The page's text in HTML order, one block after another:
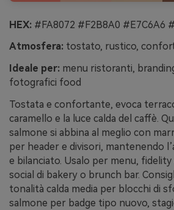
HEX: #FA8072 #F2B8A0 #E7C6A6
Atmosfera: tostato, rustico,
Ideale per: menu ristoranti,
fotografici food
Tostata e confortante, evoca
caramello e la luce calda del caffè.
salmone si abbina al meglio con
per header e divisori, mantenendo
e bilanciato. Usalo per menu,
social di bakery o brunch bar.
tonalità calda media per blocchi di
salmone per badge tipo nuovo,